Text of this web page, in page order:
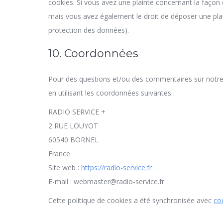
cookies. Si vous avez une plainte concernant la
mais vous avez également le droit de déposer une
protection des données).
10. Coordonnées
Pour des questions et/ou des commentaires sur
en utilisant les coordonnées suivantes :
RADIO SERVICE +
2 RUE LOUYOT
60540 BORNEL
France
Site web : https://radio-service.fr
E-mail : webmaster@radio-service.fr
Cette politique de cookies a été synchronisée avec